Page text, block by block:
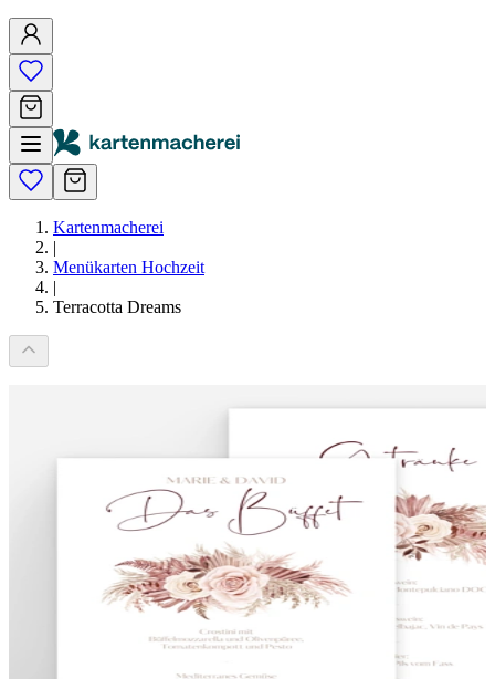
Kartenmacherei
|
Menükarten Hochzeit
|
Terracotta Dreams